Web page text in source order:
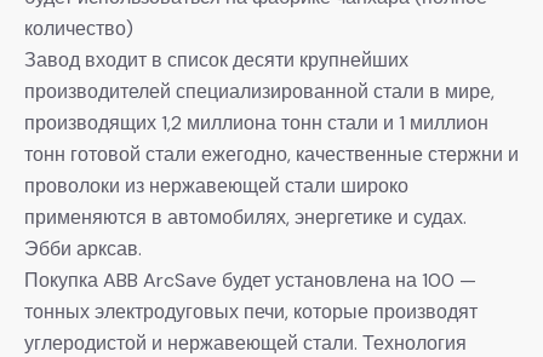
количество)
Завод входит в список десяти крупнейших
производителей специализированной стали в мире,
производящих 1,2 миллиона тонн стали и 1 миллион
тонн готовой стали ежегодно, качественные стержни и
проволоки из нержавеющей стали широко
применяются в автомобилях, энергетике и судах.
Эбби арксав.
Покупка ABB ArcSave будет установлена на 100 —
тонных электродуговых печи, которые производят
углеродистой и нержавеющей стали. Технология